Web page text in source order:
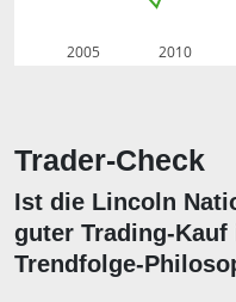
2005 2010
Trader-Check
Ist die Lincoln
guter Trading-Kauf
Trendfolge-